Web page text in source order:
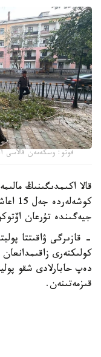
فوتو: وسكەمەن قالاسى
قالا اكىمدىگىنىڭ
جيەگىندە تۇرعان
- قازىرگى ۋاقىتتا
دەپ حابارلادى شقو
قىزمەتىنەن.